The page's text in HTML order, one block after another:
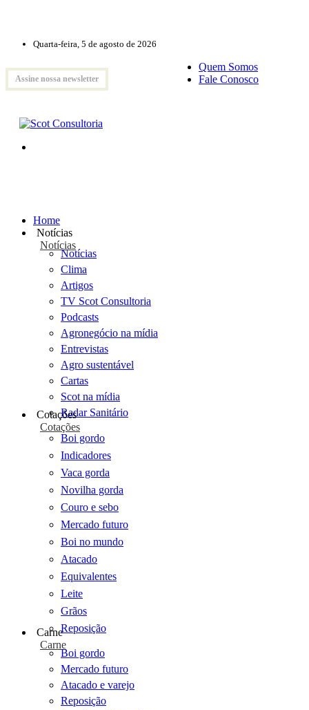
Quarta-feira, 5 de agosto de 2026
Assine nossa newsletter
Quem Somos
Fale Conosco
Home
Notícias
Notícias
Notícias
Clima
Artigos
TV Scot Consultoria
Podcasts
Agronegócio na mídia
Entrevistas
Agro sustentável
Cartas
Scot na mídia
Radar Sanitário
Cotações
Cotações
Boi gordo
Indicadores
Vaca gorda
Novilha gorda
Couro e sebo
Mercado futuro
Boi no mundo
Atacado
Equivalentes
Leite
Grãos
Reposição
Carne
Carne
Boi gordo
Mercado futuro
Atacado e varejo
Reposição